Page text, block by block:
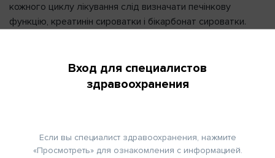
кожного циклу лікування слід визначати печінкову
функцію, креатинін сироватки і бікарбонат сироватки.
токсичності, але як мінімум – перед кожним циклом
недостатністю, клінічно нестабільним серцевим
Вход для специалистов
здравоохранения
Если вы специалист здравоохранения, нажмите
«Просмотреть» для ознакомления с информацией.